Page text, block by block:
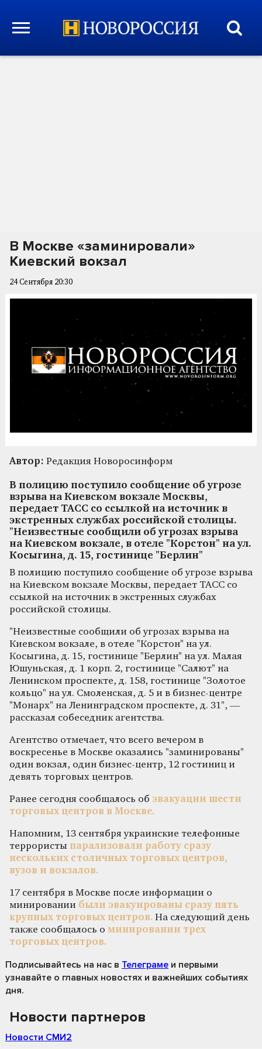
В Москве «заминировали»
Киевский вокзал
24 Сентября 20:30
Автор: Редакция Новоросинформ
В полицию поступило сообщение об угрозе
взрыва на Киевском вокзале Москвы,
передает ТАСС со ссылкой на источник в
экстренных службах российской столицы.
"Неизвестные сообщили об угрозах взрыва
на Киевском вокзале, в отеле "Корстон" на ул.
Косыгина, д. 15, гостинице "Берлин"
В полицию поступило сообщение об угрозе взрыва
на Киевском вокзале Москвы, передает ТАСС со
ссылкой на источник в экстренных службах
российской столицы.
"Неизвестные сообщили об угрозах взрыва на
Киевском вокзале, в отеле "Корстон" на ул.
Косыгина, д. 15, гостинице "Берлин" на ул. Малая
Юшуньская, д. 1 корп. 2, гостинице "Салют" на
Ленинском проспекте, д. 158, гостинице "Золотое
кольцо" на ул. Смоленская, д. 5 и в бизнес-центре
"Монарх" на Ленинградском проспекте, д. 31", —
рассказал собеседник агентства.
Агентство отмечает, что всего вечером в
воскресенье в Москве оказались "заминированы"
один вокзал, один бизнес-центр, 12 гостиниц и
девять торговых центров.
Ранее сегодня сообщалось об эвакуации шести
торговых центров в Москве.
Напомним, 13 сентября украинские телефонные
террористы парализовали работу сразу
нескольких столичных торговых центров,
вузов и вокзалов.
17 сентября в Москве после информации о
минировании были эвакуированы сразу пять
крупных торговых центров. На следующий день
также сообщалось о минировании трех
торговых центров.
Подписывайтесь на нас в Телеграме и первыми
узнавайте о главных новостях и важнейших событиях
дня.
Новости партнеров
Новости СМИ2